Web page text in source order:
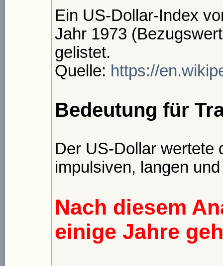
Ein US-Dollar-Index
Jahr 1973
gelistet.
Quelle: https://
Bedeutung für
Der US-Dollar wertete
impulsiven, langen
Nach diesem
einige Jahre